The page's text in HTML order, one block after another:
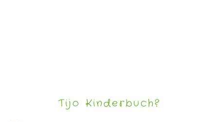
Tijo Kinderbuch?